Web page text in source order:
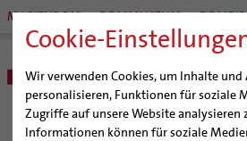
Cookie-
Wir verwenden Cookies, um Inhalte und
personalisieren, Funktionen für soziale
Zugriffe auf unsere Website analysieren
Informationen können für soziale
MARIENDOM DOMMUSEUM